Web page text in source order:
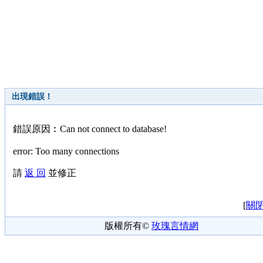
出現錯誤！
錯誤原因︰Can not connect to database!
error: Too many connections
請 返 回 並修正
[關
版權所有© 玫瑰言情網